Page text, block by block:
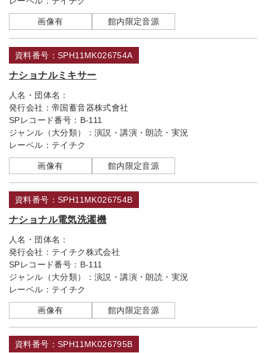
画像有 館内限定音源
資料番号：SPH11MK026754A
ナショナルミキサー
人名・団体名：
発行会社： 帝国蓄音器株式會社
SPレコード番号： B-111
ジャンル（大分類）： 演説・講演・朗読・実況
レーベル： テイチク
画像有 館内限定音源
資料番号：SPH11MK026754B
ナショナル電気洗濯機
人名・団体名：
発行会社： テイチク株式会社
SPレコード番号： B-111
ジャンル（大分類）： 演説・講演・朗読・実況
レーベル： テイチク
画像有 館内限定音源
資料番号：SPH11MK026795B